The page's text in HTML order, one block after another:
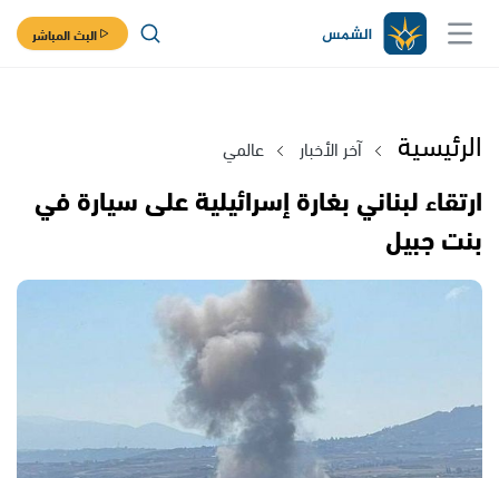
البث المباشر
الرئيسية آخر الأخبار عالمي
ارتقاء لبناني بغارة إسرائيلية على سيارة في
بنت جبيل